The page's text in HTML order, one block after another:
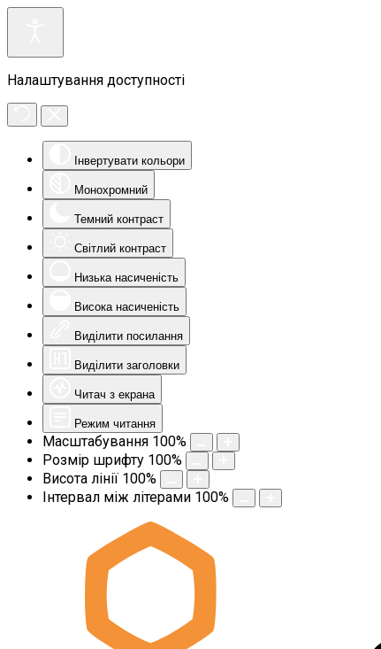
Налаштування доступності
Інвертувати кольори
Монохромний
Темний контраст
Світлий контраст
Низька насиченість
Висока насиченість
Виділити посилання
Виділити заголовки
Читач з екрана
Режим читання
Масштабування 100%
Розмір шрифту 100%
Висота лінії 100%
Інтервал між літерами 100%